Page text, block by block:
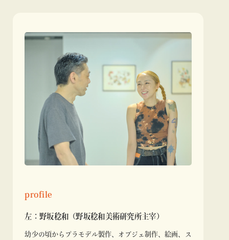
profile
左：野坂稔和（野坂稔和美術研究所主宰）
幼少の頃からプラモデル製作、オブジェ制作、絵画、ス